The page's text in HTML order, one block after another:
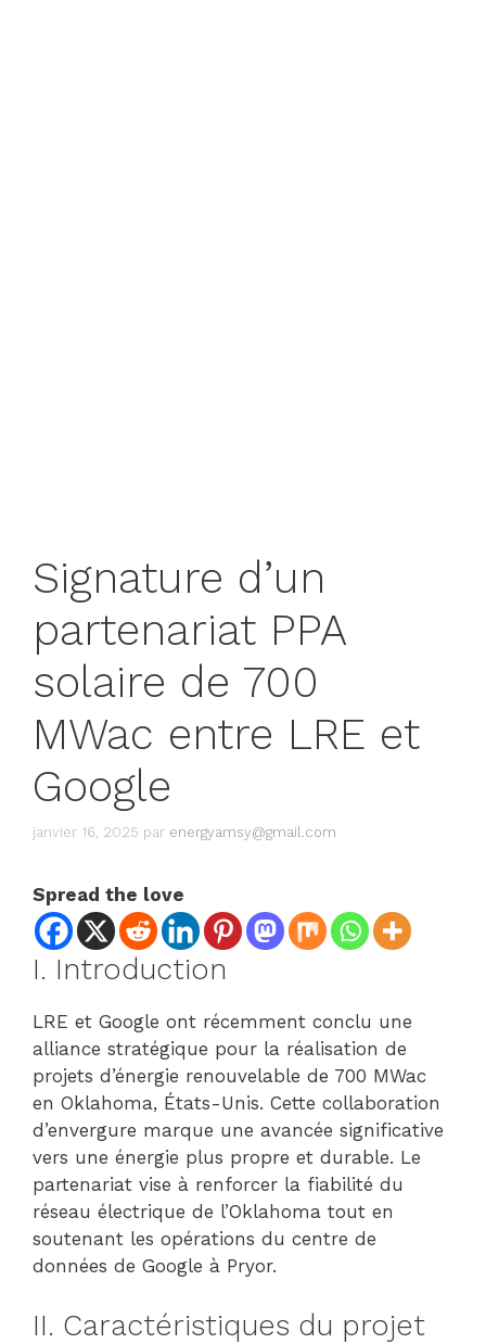
Signature d’un
partenariat PPA
solaire de 700
MWac entre LRE et
Google
janvier 16, 2025 par energyamsy@gmail.com
Spread the love
I. Introduction
LRE et Google ont récemment conclu une
alliance stratégique pour la réalisation de
projets d’énergie renouvelable de 700 MWac
en Oklahoma, États-Unis. Cette collaboration
d’envergure marque une avancée significative
vers une énergie plus propre et durable. Le
partenariat vise à renforcer la fiabilité du
réseau électrique de l’Oklahoma tout en
soutenant les opérations du centre de
données de Google à Pryor.
II. Caractéristiques du projet